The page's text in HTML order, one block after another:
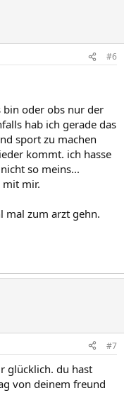
#6
oder obs nur der
hab ich gerade das
sport zu machen
kommt. ich hasse
so meins...
mir.
mal zum arzt gehn.
#7
glücklich. du hast
von deinem freund